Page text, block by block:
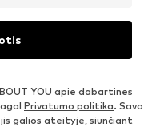
YOU apie dabartines
Privatumo politika. Savo
galios ateityje, siunčiant